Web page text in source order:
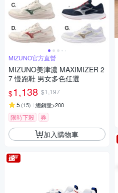
MIZUNO官方直營
MIZUNO美津濃 MAXIMIZER 2
7 慢跑鞋 男女多色任選
$1,138 $1,197
5 (15) 總銷量>200
限時下殺 券
加入購物車